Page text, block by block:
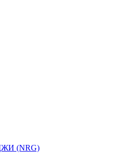
(NRG)